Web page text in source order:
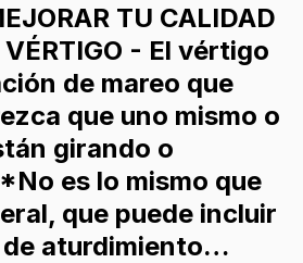
TU CALIDAD
VÉRTIGO - El vértigo
de mareo que
que uno mismo o
girando o
es lo mismo que
que puede incluir
aturdimiento…